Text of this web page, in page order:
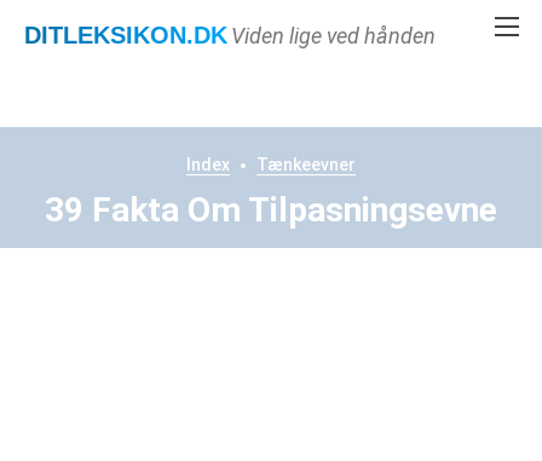
DITLEKSIKON.DKViden lige ved hånden
Index Tænkeevner
39 Fakta Om Tilpasningsevne